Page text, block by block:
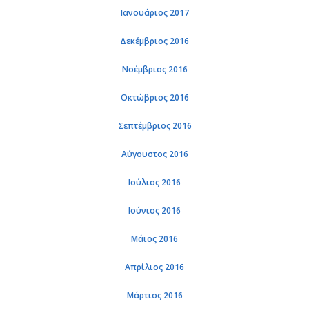
Ιανουάριος 2017
Δεκέμβριος 2016
Νοέμβριος 2016
Οκτώβριος 2016
Σεπτέμβριος 2016
Αύγουστος 2016
Ιούλιος 2016
Ιούνιος 2016
Μάιος 2016
Απρίλιος 2016
Μάρτιος 2016